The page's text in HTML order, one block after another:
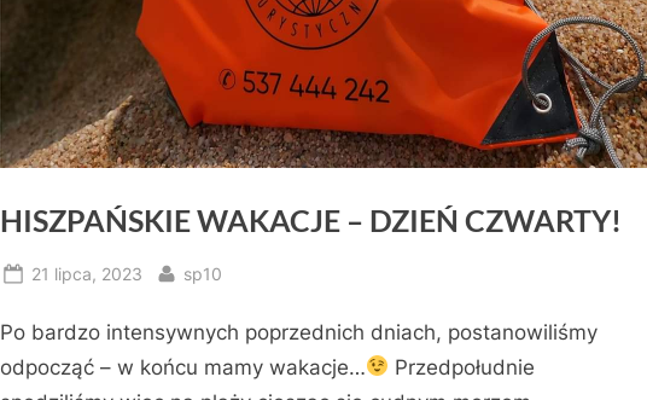
HISZPAŃSKIE WAKACJE – DZIEŃ CZWARTY!
Posted
21 lipca, 2023 By
sp10
Po bardzo intensywnych poprzednich dniach, postanowiliśmy
odpocząć – w końcu mamy wakacje…
Przedpołudnie